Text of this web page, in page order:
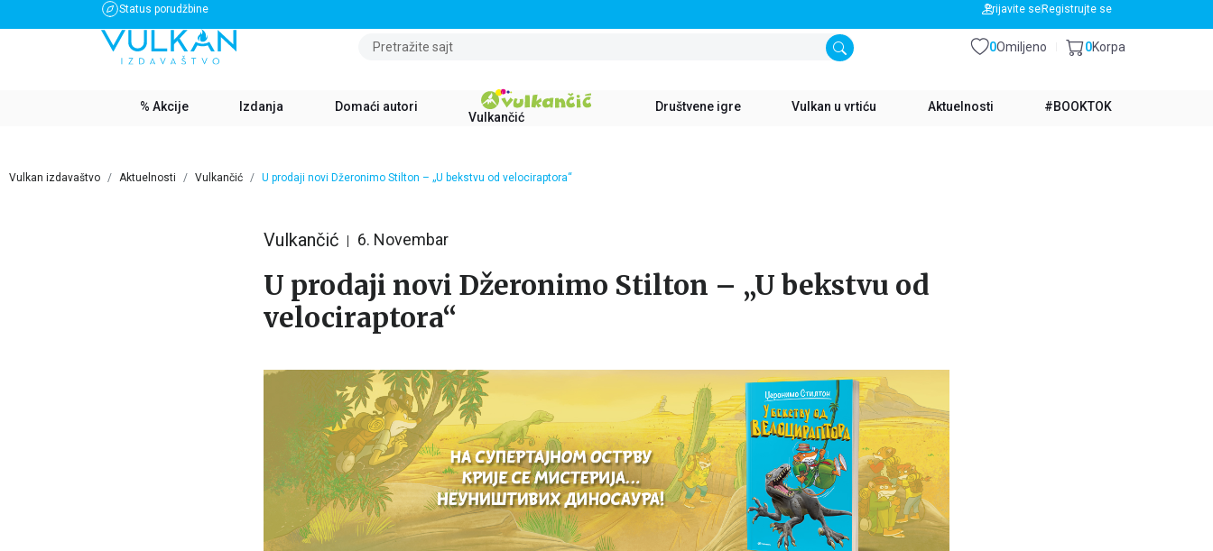
Status porudžbine
BESPLATNA DOSTAVA ZA IZNOS PREKO 3500 RSD BESPLATNA DOSTAVA ZA IZNOS PREKO 3500 RSD
Prijavite se Registrujte se
Pretražite sajt Omiljeno
0 Korpa
0
% Akcije Izdanja Domaći autori
Vulkančić
Društvene igre Vulkan u vrtiću Aktuelnosti #BOOKTOK
Vulkan izdavaštvo Aktuelnosti Vulkančić U prodaji novi Džeronimo Stilton – „U bekstvu od velociraptora“
Vulkančić 6. Novembar
U prodaji novi Džeronimo Stilton – „U bekstvu od
velociraptora“